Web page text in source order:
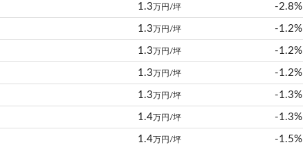
1.3万円/坪 -2.8%
1.3万円/坪 -1.2%
1.3万円/坪 -1.2%
1.3万円/坪 -1.2%
1.3万円/坪 -1.3%
1.4万円/坪 -1.3%
1.4万円/坪 -1.5%